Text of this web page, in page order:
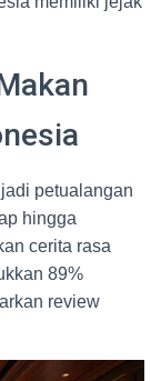
petualangan
hingga
cerita rasa
89%
review